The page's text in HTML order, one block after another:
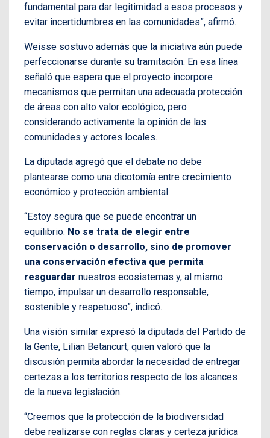
fundamental para dar legitimidad a esos procesos y
evitar incertidumbres en las comunidades”, afirmó.
Weisse sostuvo además que la iniciativa aún puede
perfeccionarse durante su tramitación. En esa línea
señaló que espera que el proyecto incorpore
mecanismos que permitan una adecuada protección
de áreas con alto valor ecológico, pero
considerando activamente la opinión de las
comunidades y actores locales.
La diputada agregó que el debate no debe
plantearse como una dicotomía entre crecimiento
económico y protección ambiental.
“Estoy segura que se puede encontrar un
equilibrio. No se trata de elegir entre
conservación o desarrollo, sino de promover
una conservación efectiva que permita
resguardar nuestros ecosistemas y, al mismo
tiempo, impulsar un desarrollo responsable,
sostenible y respetuoso”, indicó.
Una visión similar expresó la diputada del Partido de
la Gente, Lilian Betancurt, quien valoró que la
discusión permita abordar la necesidad de entregar
certezas a los territorios respecto de los alcances
de la nueva legislación.
“Creemos que la protección de la biodiversidad
debe realizarse con reglas claras y certeza jurídica